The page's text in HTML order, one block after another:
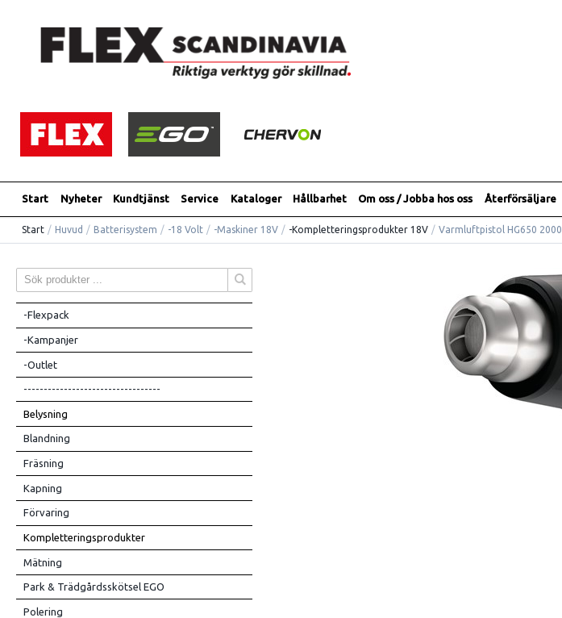
Start Nyheter Kundtjänst Service Kataloger Hållbarhet Om oss / Jobba hos oss Återförsäljare
Start / Huvud / Batterisystem / -18 Volt / -Maskiner 18V / -Kompletteringsprodukter 18V / Varmluftpistol HG650 2000
-Flexpack
-Kampanjer
-Outlet
----------------------------------
Belysning
Blandning
Fräsning
Kapning
Förvaring
Kompletteringsprodukter
Mätning
Park & Trädgårdsskötsel EGO
Polering